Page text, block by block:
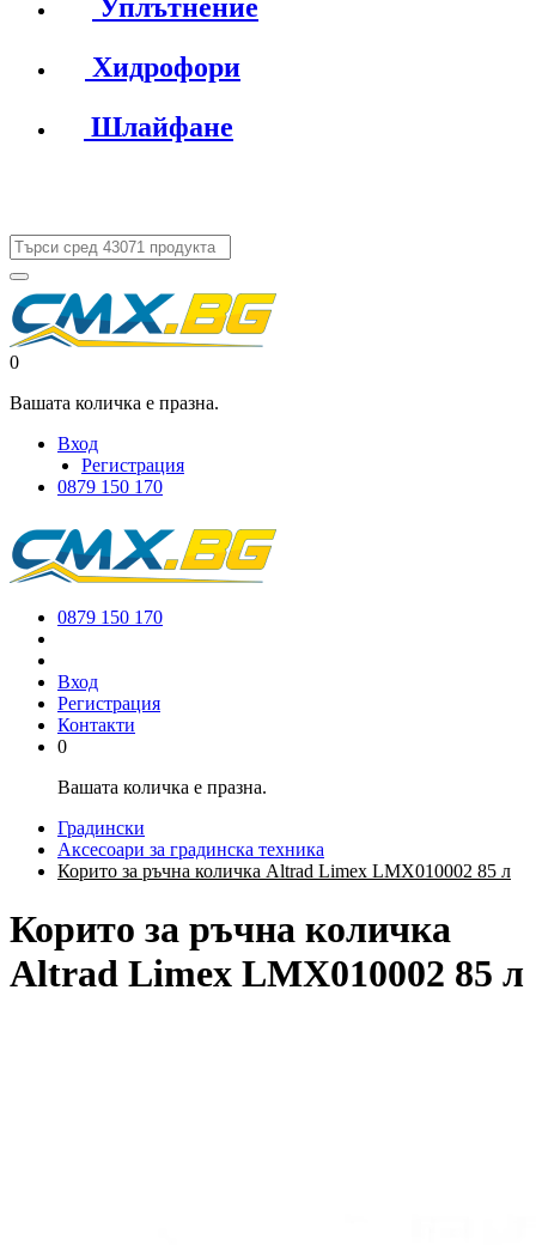
Уплътнение
Хидрофори
Шлайфане
0
Вашата количка е празна.
Вход
Регистрация
0879 150 170
0879 150 170
Вход
Регистрация
Контакти
0
Вашата количка е празна.
Градински
Аксесоари за градинска техника
Корито за ръчна количка Altrad Limex LMX010002 85 л
Корито за ръчна количка
Altrad Limex LMX010002 85 л